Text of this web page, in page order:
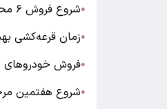
●شروع فروش ۶ محصول بهمن موتور / مزدا۳، فیدلیتی و ریسپکت در فهرست عرضه
●زمان قرعه‌کشی بهمن موتور خرداد ۱۴۰۵/
●فروش خودروهای
●شروع هفتمین مرحله